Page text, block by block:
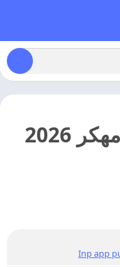
تحميل expressvpn مهكر 2026
Inp app